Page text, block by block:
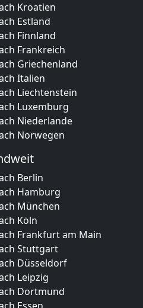
Kroatien
Estland
Finnland
Frankreich
Griechenland
Italien
Liechtenstein
Luxemburg
Niederlande
Norwegen
Berlin
Hamburg
München
Köln
Frankfurt am Main
Stuttgart
Düsseldorf
Leipzig
Dortmund